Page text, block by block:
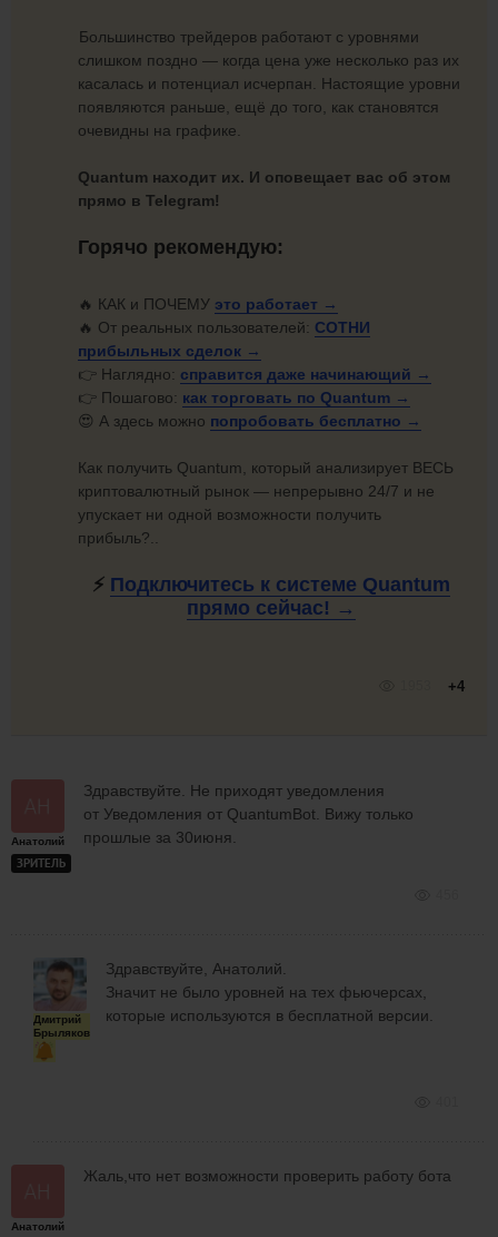
Большинство трейдеров работают с уровнями
слишком поздно — когда цена уже несколько раз их
касалась и потенциал исчерпан. Настоящие уровни
появляются раньше, ещё до того, как становятся
очевидны на графике.
Quantum находит их. И оповещает вас об этом
прямо в Telegram!
Горячо рекомендую:
🔥 КАК и ПОЧЕМУ это работает →
🔥 От реальных пользователей: СОТНИ
прибыльных сделок →
👉 Наглядно: справится даже начинающий →
👉 Пошагово: как торговать по Quantum →
😍 А здесь можно попробовать бесплатно →
Как получить Quantum, который анализирует ВЕСЬ
криптовалютный рынок — непрерывно 24/7 и не
упускает ни одной возможности получить
прибыль?..
⚡ Подключитесь к системе Quantum
прямо сейчас! →
+4
Анатолий
ЗРИТЕЛЬ
Здравствуйте. Не приходят уведомления
от Уведомления от QuantumBot. Вижу только
прошлые за 30июня.
Дмитрий
Брыляков
Здравствуйте, Анатолий.
Значит не было уровней на тех фьючерсах,
которые используются в бесплатной версии.
Анатолий
Жаль,что нет возможности проверить работу бота